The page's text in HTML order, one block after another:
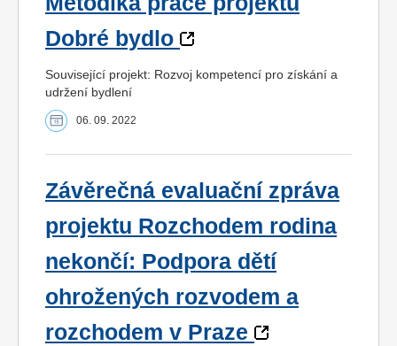
Dobré bydlo
Související projekt: Rozvoj kompetencí pro získání a
udržení bydlení
06. 09. 2022
Závěrečná evaluační zpráva
projektu Rozchodem rodina
nekončí: Podpora dětí
ohrožených rozvodem a
rozchodem v Praze